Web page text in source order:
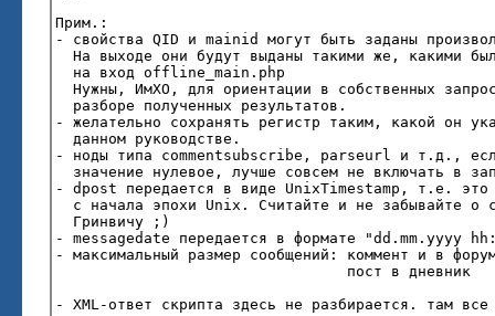
Прим.:
- свойства QID и mainid могут быть заданы
На выходе они будут выданы такими же, какими
на вход offline_main.php
Нужны, ИмХО, для ориентации в собственных
разборе полученных результатов.
- желательно сохранять регистр таким, какой он
данном руководстве.
- ноды типа commentsubscribe, parseurl и т.д.,
значение нулевое, лучше совсем не включать в
- dpost передается в виде UnixTimestamp, т.е. это
с начала эпохи Unix. Считайте и не забывайте о
Гринвичу ;)
- messagedate передается в формате "dd.mm.yyyy
- максимальный размер сообщений: коммент и в
пост в дневник - 50
- XML-ответ скрипта здесь не разбирается. там